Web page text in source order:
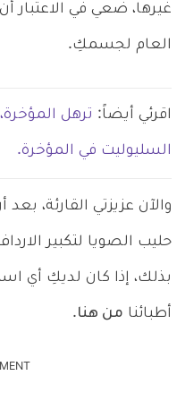
غيرها، ضعي في الاعتبار
العام لجسمكِ.
اقرئي أيضاً: ترهل
السليوليت في المؤخرة.
والآن عزيزتي القارئة،
حليب الصويا لتكبير
بذلك، إذا كان لديكِ أي
أطبائنا من هنا.